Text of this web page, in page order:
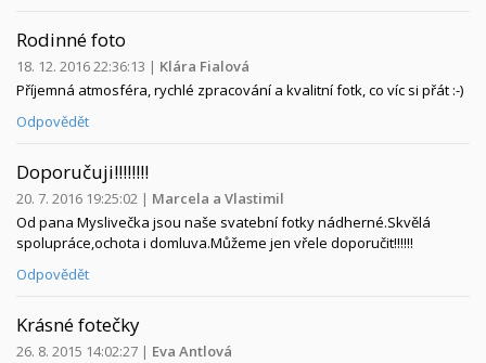
Rodinné foto
18. 12. 2016 22:36:13 | Klára Fialová
Příjemná atmosféra, rychlé zpracování a kvalitní fotk, co víc si přát :-)
Odpovědět
Doporučuji!!!!!!!!
20. 7. 2016 19:25:02 | Marcela a Vlastimil
Od pana Myslivečka jsou naše svatební fotky nádherné.Skvělá
spolupráce,ochota i domluva.Můžeme jen vřele doporučit!!!!!!
Odpovědět
Krásné fotečky
26. 8. 2015 14:02:27 | Eva Antlová